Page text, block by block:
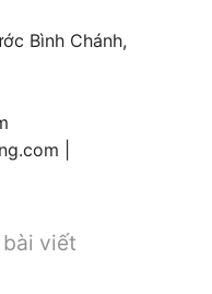
Bình Chánh,
|
viết